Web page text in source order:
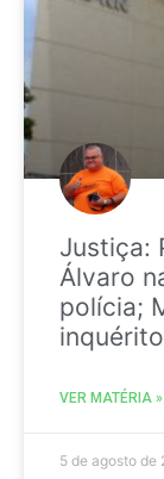
Justiça:
Álvaro
polícia;
inquérito
VER MATÉRIA »
5 de agosto de